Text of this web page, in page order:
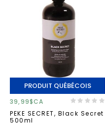
PRODUIT QUÉBÉCOIS
39,99$CA
PEKE SECRET, Black Secret
500ml